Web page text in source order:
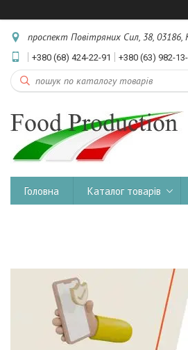
проспект Повітряних Сил, 38, 03186,
+380 (68) 424-22-91 +380 (63) 982-
Головна Каталог товарів